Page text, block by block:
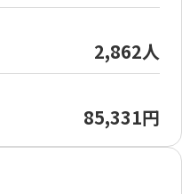
2,862人
85,331円